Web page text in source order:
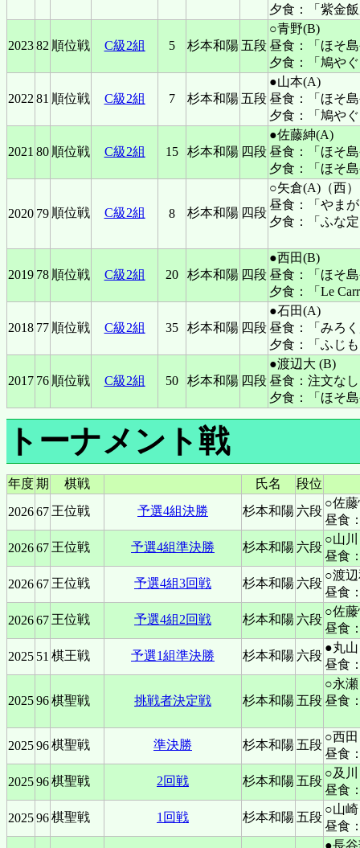
夕食：「紫金
202382 順位戦 C級2組 5 杉本和陽 五段
○青野(B)
昼食：「ほそ
夕食：「鳩や
2022 81 順位戦 C級2組 7 杉本和陽 五段
●山本(A)
昼食：「ほそ
夕食：「鳩や
2021 80 順位戦 C級2組 15 杉本和陽 四段
●佐藤紳(A)
昼食：「ほそ
夕食：「ほそ
2020 79 順位戦 C級2組 8 杉本和陽 四段
○矢倉(A)（西）
昼食：「やま
夕食：「ふな
2019 78 順位戦 C級2組 20 杉本和陽 四段
●西田(B)
昼食：「ほそ
夕食：「Le
2018 77 順位戦 C級2組 35 杉本和陽 四段
●石田(A)
昼食：「みろ
夕食：「ふじ
2017 76 順位戦 C級2組 50 杉本和陽 四段
●渡辺大 (B)
昼食：注文なし
夕食：「ほそ
トーナメント戦
年度期 棋戦 氏名 段位
202667王位戦 予選4組決勝 杉本和陽 六段
○佐
昼食
202667王位戦 予選4組準決勝 杉本和陽 六段
○山川
昼食
202667王位戦 予選4組3回戦 杉本和陽 六段
○渡
昼食
202667王位戦 予選4組2回戦 杉本和陽 六段
○佐
昼食
2025 51 棋王戦 予選1組準決勝 杉本和陽 六段
●丸山
昼食
202596棋聖戦 挑戦者決定戦 杉本和陽五段
○永瀬
昼食
202596棋聖戦 準決勝 杉本和陽五段
○西
昼食
202596棋聖戦 2回戦 杉本和陽五段
○及川
昼食
202596棋聖戦 1回戦 杉本和陽五段
○山
昼食